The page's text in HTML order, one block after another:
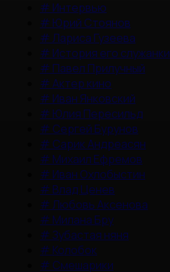
# Интервью
# Юрий Стоянов
#Лариса Гузеева
# История его служанки
# Павел Прилучный
#Актер кино
# Иван Янковский
# Юлия Пересильд
# Сергей Бурунов
# Сарик Андреасян
# Михаил Ефремов
# Иван Охлобыстин
# Влад Ценев
#Любовь Аксенова
# Милана Бру
#Зубастая няня
# Колобок
# Смешарики